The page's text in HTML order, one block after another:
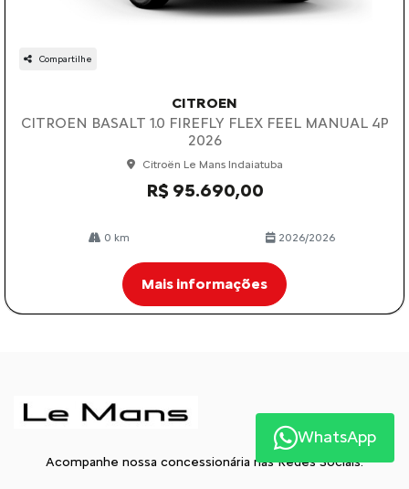
Compartilhe
CITROEN
CITROEN BASALT 1.0 FIREFLY FLEX FEEL MANUAL 4P
2026
Citroën Le Mans Indaiatuba
R$ 95.690,00
0 km 2026/2026
Mais informações
Acompanhe nossa concessionária nas Redes Sociais:
WhatsApp